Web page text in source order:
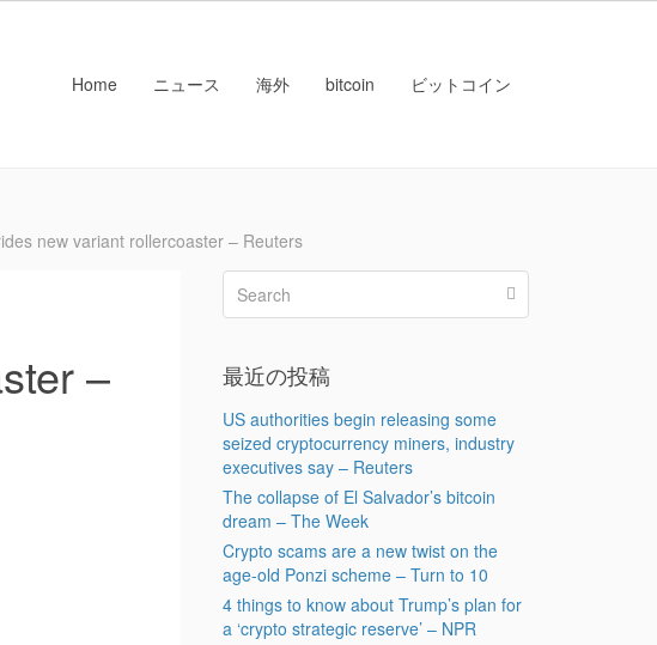
Home ニュース 海外 bitcoin ビットコイン
new variant rollercoaster – Reuters
–
最近の投稿
US authorities begin releasing some
seized cryptocurrency miners, industry
executives say – Reuters
The collapse of El Salvador’s bitcoin
dream – The Week
Crypto scams are a new twist on the
age-old Ponzi scheme – Turn to 10
4 things to know about Trump’s plan for
a ‘crypto strategic reserve’ – NPR